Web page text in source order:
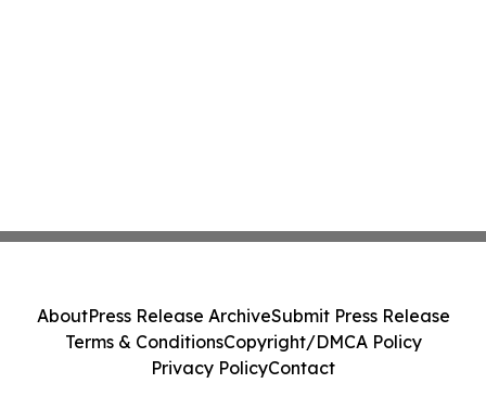
AboutPress Release ArchiveSubmit Press Release
Terms & ConditionsCopyright/DMCA Policy
Privacy PolicyContact